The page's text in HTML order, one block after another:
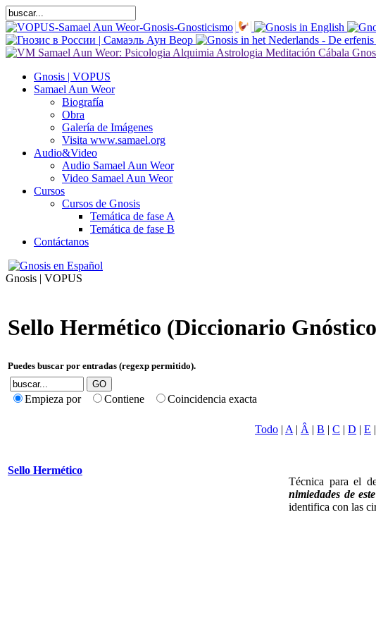
Gnosis | VOPUS
Samael Aun Weor
Biografía
Obra
Galería de Imágenes
Visita www.samael.org
Audio&Video
Audio Samael Aun Weor
Video Samael Aun Weor
Cursos
Cursos de Gnosis
Temática de fase A
Temática de fase B
Contáctanos
Gnosis | VOPUS
Sello Hermético (Diccionario
Puedes buscar por entradas (regexp permitido).
Empieza por Contiene Coincidencia exacta
Todo | A | Â | B | C | D | E |
Sello Hermético
Técnica para el
nimiedades de
identifica con las